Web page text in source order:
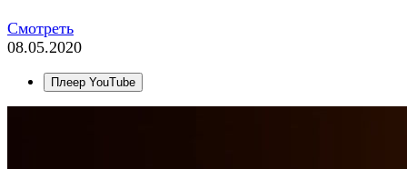
Смотреть
08.05.2020
Плеер YouTube